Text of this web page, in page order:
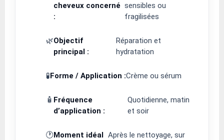
cheveux concerné
:
sensibles ou
fragilisées
🌿Objectif
principal :
Réparation et
hydratation
🧪Forme / Application :Crème ou sérum
🧴 Fréquence
d’application :
Quotidienne, matin
et soir
🕐Moment idéal Après le nettoyage, sur